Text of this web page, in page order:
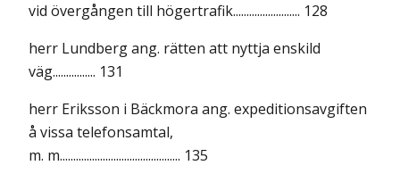
vid övergången till högertrafik......................... 128
herr Lundberg ang. rätten att nyttja enskild
väg................ 131
herr Eriksson i Bäckmora ang. expeditionsavgiften
å vissa telefonsamtal,
m. m............................................. 135